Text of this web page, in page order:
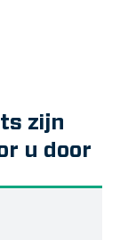
zijn
u door